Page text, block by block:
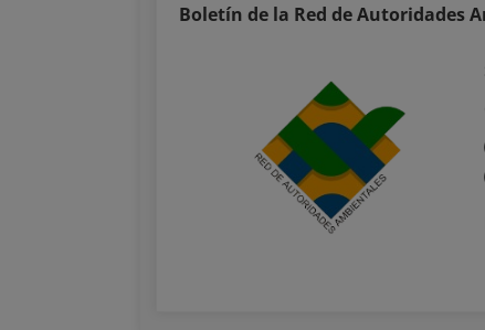
Boletín de la Red de Autoridades